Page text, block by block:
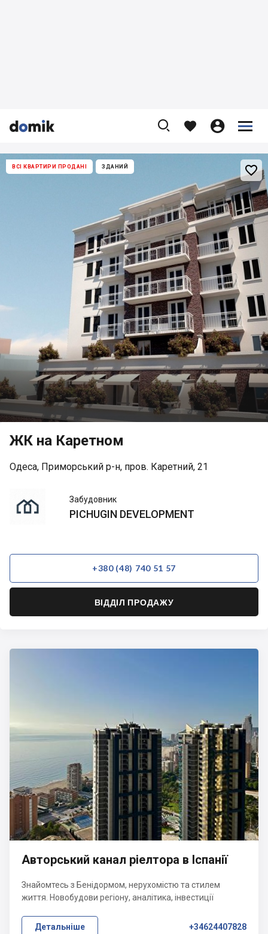


    


ВСІ КВАРТИРИ ПРОДАНІ ЗДАНИЙ 
ЖК на Каретном
Одеса, Приморський р-н, пров. Каретний, 21
DEVELOPMENT
Забудовник
PICHUGIN DEVELOPMENT
+380 (48) 740 51 57
ВІДДІЛ ПРОДАЖУ
Авторський канал ріелтора в Іспанії
Знайомтесь з Бенідормом, нерухомістю та стилем
життя. Новобудови регіону, аналітика, інвестиції
Детальніше +34624407828